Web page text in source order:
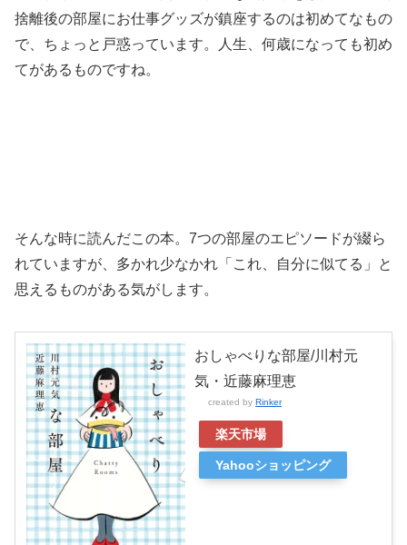
捨離後の部屋にお仕事グッズが鎮座するのは初めてなもの
で、ちょっと戸惑っています。人生、何歳になっても初め
てがあるものですね。
そんな時に読んだこの本。7つの部屋のエピソードが綴ら
れていますが、多かれ少なかれ「これ、自分に似てる」と
思えるものがある気がします。
おしゃべりな部屋/川村元
気・近藤麻理恵
created by Rinker
楽天市場
Yahooショッピング